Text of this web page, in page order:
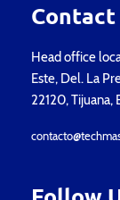
Contact
Head office
Este, Del. La
22120, Tijuana,